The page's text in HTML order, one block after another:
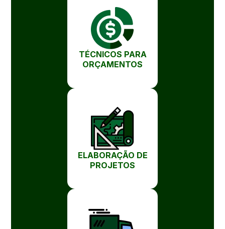
TÉCNICOS PARA
ORÇAMENTOS
ELABORAÇÃO DE
PROJETOS